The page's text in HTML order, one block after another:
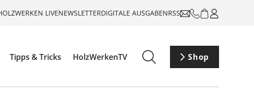
LIVENEWSLETTERDIGITALE AUSGABENRSS
Tipps & Tricks HolzWerkenTV Shop